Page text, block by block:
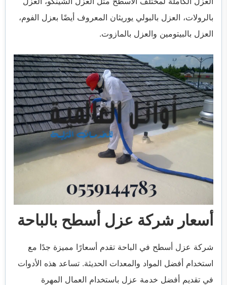
بالرولات، العزل بالبولي يوريثان المعروف أيضًا بعزل الفوم،
العزل بالبيتومين والعزل بالمازوت.
أسعار شركة عزل أسطح بالباحة
شركة عزل أسطح في الباحة تقدم أسعارًا مميزة جدًا مع
استخدام أفضل المواد والمعدات الحديثة. تساعد هذه الأدوات
في تقديم أفضل خدمة عزل باستخدام العمال المهرة